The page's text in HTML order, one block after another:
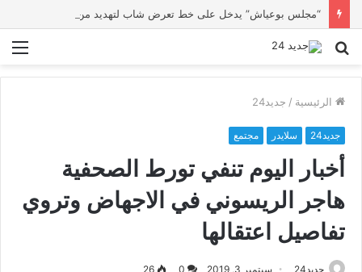
بحث
الرئيسية / جديد24
جديد24 سلايدر مجتمع
أخبار اليوم تنفي تورط الصحفية
هاجر الريسوني في الاجهاض وتروي
تفاصيل اعتقالها
جديد24 سبتمبر 3, 2019 0
26